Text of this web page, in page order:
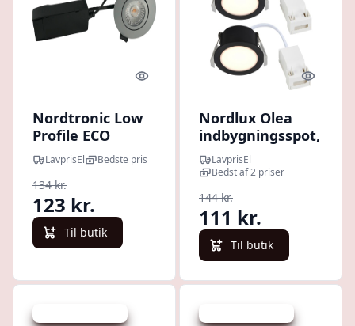
Quick look
Nordtronic Low
Profile ECO
indbygningsspot,
grå, 3000K
LavprisEl Bedste pris
134 kr.
123 kr.
Til butik
Quick
Nordlux Olea
indbygningsspot,
sort, 3-pak
LavprisEl
Bedst af 2 priser
144 kr.
111 kr.
Til butik